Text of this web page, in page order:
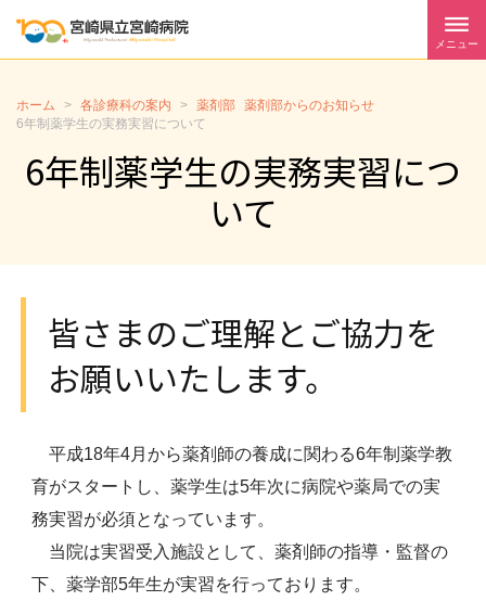
メニュー
ホーム > 各診療科の案内 > 薬剤部 薬剤部からのお知らせ
6年制薬学生の実務実習について
6年制薬学生の実務実習につ
いて
皆さまのご理解とご協力を
お願いいたします。
平成18年4月から薬剤師の養成に関わる6年制薬学教
育がスタートし、薬学生は5年次に病院や薬局での実
務実習が必須となっています。
当院は実習受入施設として、薬剤師の指導・監督の
下、薬学部5年生が実習を行っております。